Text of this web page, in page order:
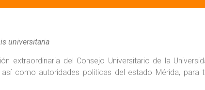
universitaria
extraordinaria del Consejo Universitario de la
como autoridades políticas del estado Mérida,